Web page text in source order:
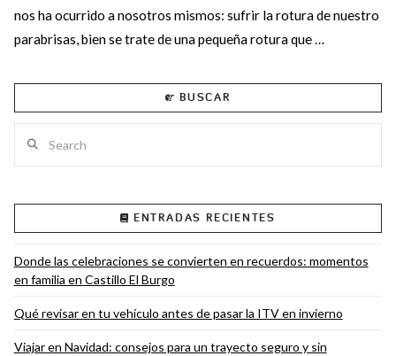
VIEW POST
nos ha ocurrido a nosotros mismos: sufrir la rotura de nuestro
parabrisas, bien se trate de una pequeña rotura que …
BUSCAR
ENTRADAS RECIENTES
Donde las celebraciones se convierten en recuerdos: momentos
en familia en Castillo El Burgo
Qué revisar en tu vehículo antes de pasar la ITV en invierno
Viajar en Navidad: consejos para un trayecto seguro y sin